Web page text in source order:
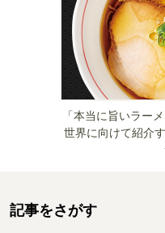
「本当に旨いラー
世界に向けて紹介
記事をさがす